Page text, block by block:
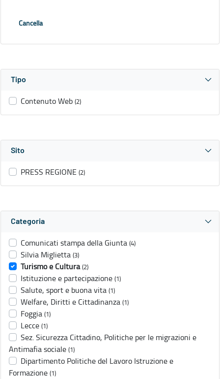
Cancella
Tipo
Contenuto Web (2)
Sito
PRESS REGIONE (2)
Categoria
Comunicati stampa della Giunta (4)
Silvia Miglietta (3)
Turismo e Cultura (2)
Istituzione e partecipazione (1)
Salute, sport e buona vita (1)
Welfare, Diritti e Cittadinanza (1)
Foggia (1)
Lecce (1)
Sez. Sicurezza Cittadino, Politiche per le migrazioni e
Antimafia sociale (1)
Dipartimento Politiche del Lavoro Istruzione e
Formazione (1)